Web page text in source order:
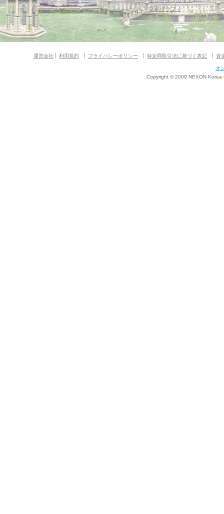
マギグラフィ
運営会社 利用規約 プライバシーポリシー 特定商取引法に基づく表記 資
オ
Copyright © 2009 NEXON Korea